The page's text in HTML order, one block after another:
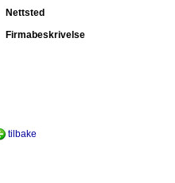
Nettsted
Firmabeskrivelse
tilbake